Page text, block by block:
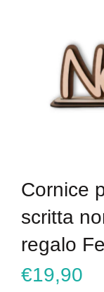
Cornice
scritta
regalo
€19,90